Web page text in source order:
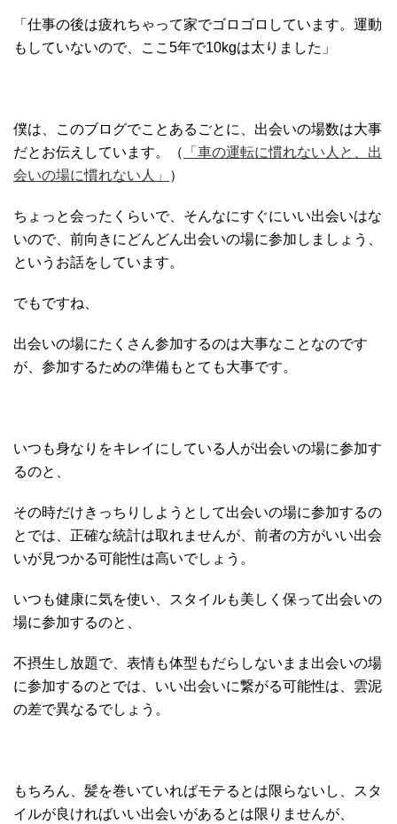
「仕事の後は疲れちゃって家でゴロゴロしています。運動
もしていないので、ここ5年で10kgは太りました」
僕は、このブログでことあるごとに、出会いの場数は大事
だとお伝えしています。（
「車の運転に慣れない人と、出
会いの場に慣れない人」
）
ちょっと会ったくらいで、そんなにすぐにいい出会いはな
いので、前向きにどんどん出会いの場に参加しましょう、
というお話をしています。
でもですね、
出会いの場にたくさん参加するのは大事なことなのです
が、参加するための準備もとても大事です。
いつも身なりをキレイにしている人が出会いの場に参加す
るのと、
その時だけきっちりしようとして出会いの場に参加するの
とでは、正確な統計は取れませんが、前者の方がいい出会
いが見つかる可能性は高いでしょう。
いつも健康に気を使い、スタイルも美しく保って出会いの
場に参加するのと、
不摂生し放題で、表情も体型もだらしないまま出会いの場
に参加するのとでは、いい出会いに繋がる可能性は、雲泥
の差で異なるでしょう。
もちろん、髪を巻いていればモテるとは限らないし、スタ
イルが良ければいい出会いがあるとは限りませんが、